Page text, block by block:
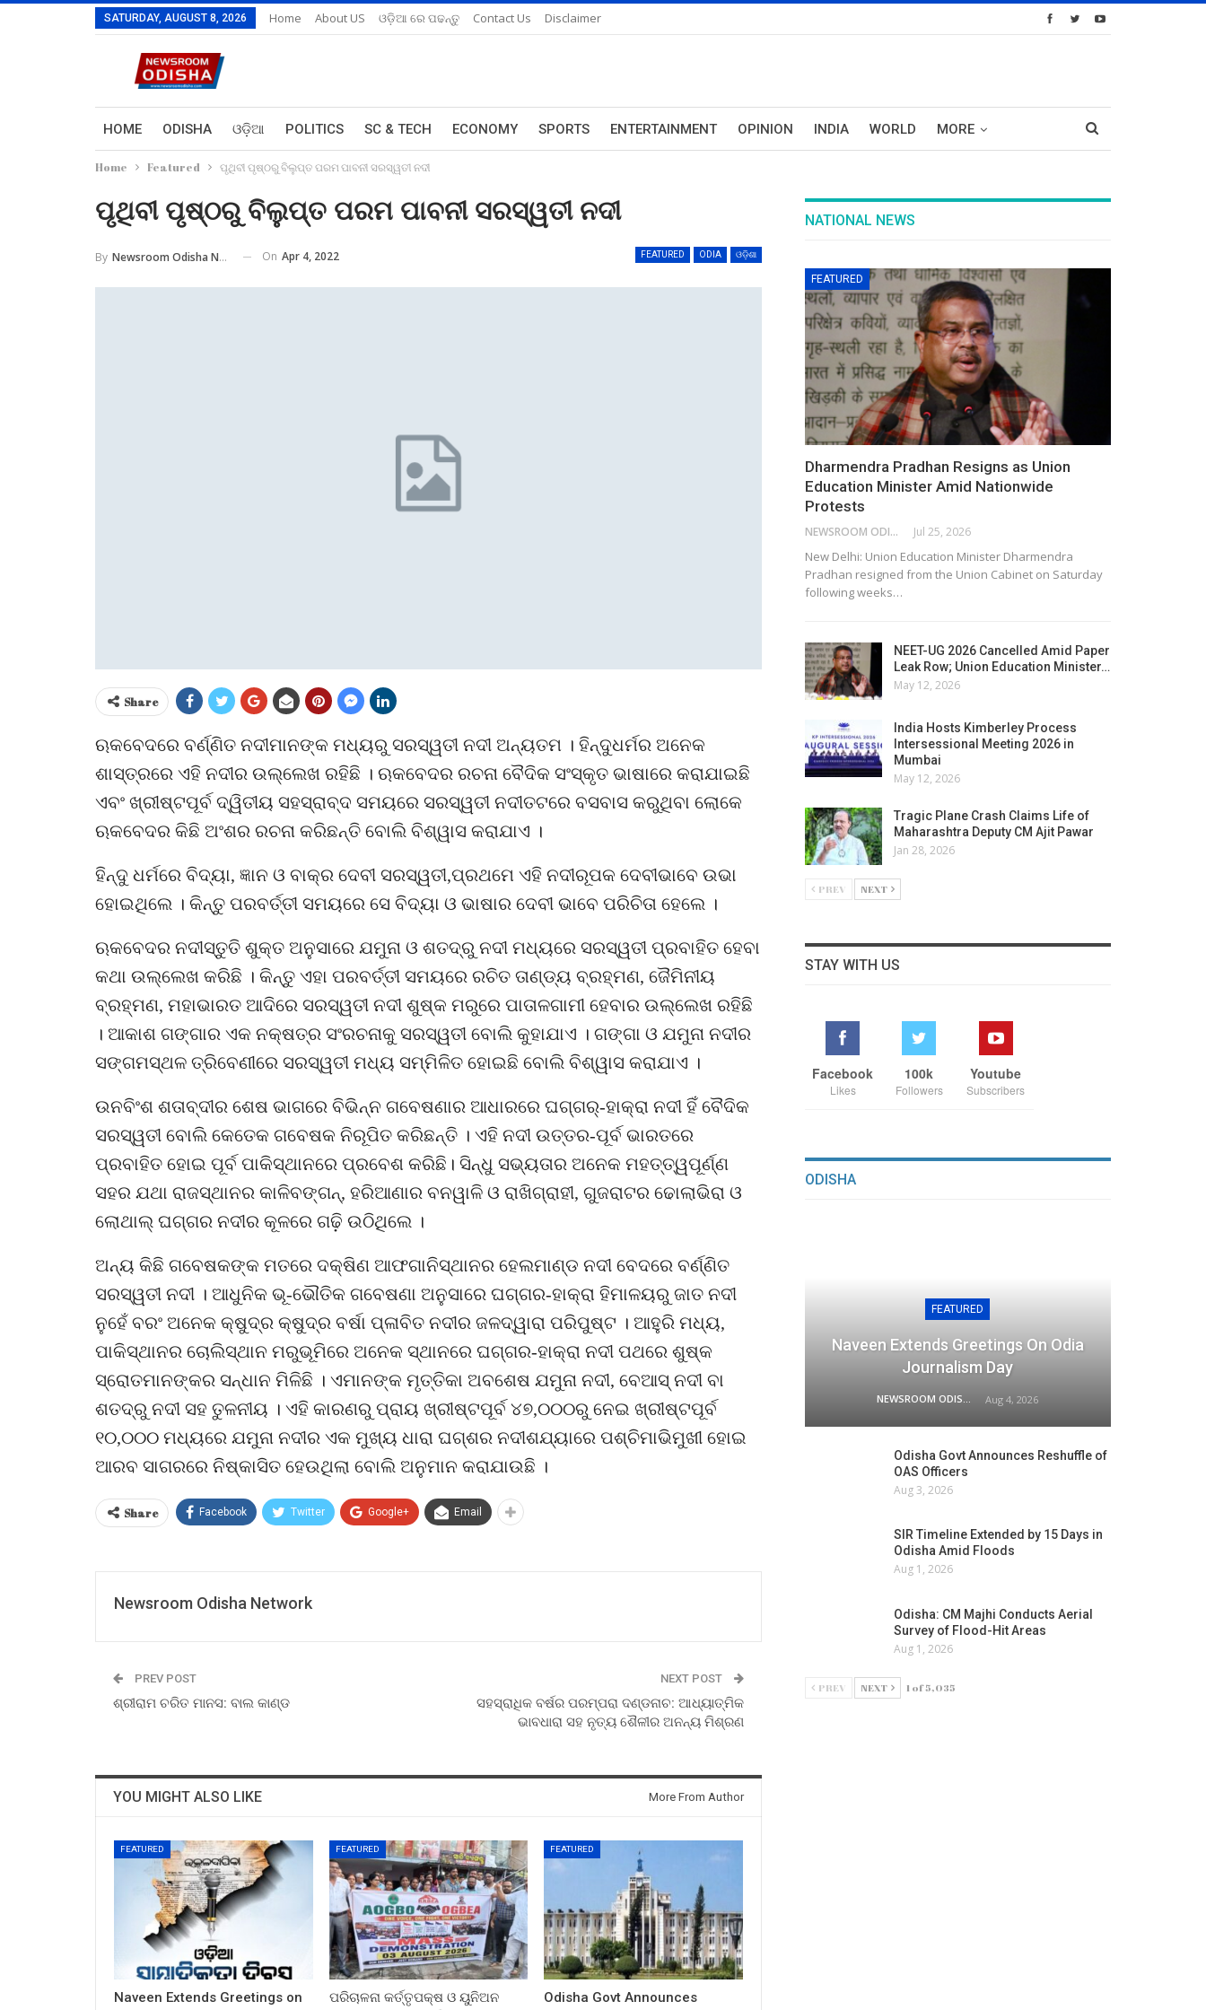
SATURDAY, AUGUST 8, 2026 Home About US ଓଡ଼ିଆ ରେ ପଢନ୍ତୁ Contact Us Disclaimer
HOME ODISHA ଓଡ଼ିଆ POLITICS SC & TECH ECONOMY SPORTS ENTERTAINMENT OPINION INDIA WORLD MORE
Home Featured ପୃଥିବୀ ପୃଷ୍ଠରୁ ବିଲୁପ୍ତ ପରମ ପାବନୀ ସରସ୍ୱତୀ ନଦୀ
ପୃଥିବୀ ପୃଷ୍ଠରୁ ବିଲୁପ୍ତ ପରମ ପାବନୀ ସରସ୍ୱତୀ ନଦୀ
FEATURED ODIA ଓଡ଼ିଶା
By Newsroom Odisha Network On Apr 4, 2022
Share
ଋକବେଦରେ ବର୍ଣ୍ଣିତ ନଦୀମାନଙ୍କ ମଧ୍ୟରୁ ସରସ୍ୱତୀ ନଦୀ ଅନ୍ୟତମ । ହିନ୍ଦୁଧର୍ମର ଅନେକ
ଶାସ୍ତ୍ରରେ ଏହି ନଦୀର ଉଲ୍ଲେଖ ରହିଛି । ଋକବେଦର ରଚନା ବୈଦିକ ସଂସ୍କୃତ ଭାଷାରେ କରାଯାଇଛି
ଏବଂ ଖ୍ରୀଷ୍ଟପୂର୍ବ ଦ୍ୱିତୀୟ ସହସ୍ରାବ୍ଦ ସମୟରେ ସରସ୍ୱତୀ ନଦୀତଟରେ ବସବାସ କରୁଥିବା ଲୋକେ
ଋକବେଦର କିଛି ଅଂଶର ରଚନା କରିଛନ୍ତି ବୋଲି ବିଶ୍ୱାସ କରାଯାଏ ।
ହିନ୍ଦୁ ଧର୍ମରେ ବିଦ୍ୟା, ଜ୍ଞାନ ଓ ବାକ୍ର ଦେବୀ ସରସ୍ୱତୀ,ପ୍ରଥମେ ଏହି ନଦୀରୂପକ ଦେବୀଭାବେ ଉଭା
ହୋଇଥିଲେ । କିନ୍ତୁ ପରବର୍ତ୍ତୀ ସମୟରେ ସେ ବିଦ୍ୟା ଓ ଭାଷାର ଦେବୀ ଭାବେ ପରିଚିତା ହେଲେ ।
ଋକବେଦର ନଦୀସ୍ତୁତି ଶୁକ୍ତ ଅନୁସାରେ ଯମୁନା ଓ ଶତଦ୍ରୁ ନଦୀ ମଧ୍ୟରେ ସରସ୍ୱତୀ ପ୍ରବାହିତ ହେବା
କଥା ଉଲ୍ଲେଖ କରିଛି । କିନ୍ତୁ ଏହା ପରବର୍ତ୍ତୀ ସମୟରେ ରଚିତ ତାଣ୍ଡ୍ୟ ବ୍ରହ୍ମଣ, ଜୈମିନୀୟ
ବ୍ରହ୍ମଣ, ମହାଭାରତ ଆଦିରେ ସରସ୍ୱତୀ ନଦୀ ଶୁଷ୍କ ମରୁରେ ପାତାଳଗାମୀ ହେବାର ଉଲ୍ଲେଖ ରହିଛି
। ଆକାଶ ଗଙ୍ଗାର ଏକ ନକ୍ଷତ୍ର ସଂରଚନାକୁ ସରସ୍ୱତୀ ବୋଲି କୁହାଯାଏ । ଗଙ୍ଗା ଓ ଯମୁନା ନଦୀର
ସଙ୍ଗମସ୍ଥଳ ତ୍ରିବେଣୀରେ ସରସ୍ୱତୀ ମଧ୍ୟ ସମ୍ମିଳିତ ହୋଇଛି ବୋଲି ବିଶ୍ୱାସ କରାଯାଏ ।
ଉନବିଂଶ ଶତାବ୍ଦୀର ଶେଷ ଭାଗରେ ବିଭିନ୍ନ ଗବେଷଣାର ଆଧାରରେ ଘଗ୍ଗର୍-ହାକ୍ରା ନଦୀ ହିଁ ବୈଦିକ
ସରସ୍ୱତୀ ବୋଲି କେତେକ ଗବେଷକ ନିରୂପିତ କରିଛନ୍ତି । ଏହି ନଦୀ ଉତ୍ତର-ପୂର୍ବ ଭାରତରେ
ପ୍ରବାହିତ ହୋଇ ପୂର୍ବ ପାକିସ୍ଥାନରେ ପ୍ରବେଶ କରିଛି। ସିନ୍ଧୁ ସଭ୍ୟତାର ଅନେକ ମହତ୍ତ୍ୱପୂର୍ଣ୍ଣ
ସହର ଯଥା ରାଜସ୍ଥାନର କାଳିବଙ୍ଗନ୍, ହରିଆଣାର ବନୱାଳି ଓ ରାଖିଗ୍ରାହୀ, ଗୁଜରାଟର ଢୋଲାଭିରା ଓ
ଲୋଥାଲ୍ ଘଗ୍ଗର ନଦୀର କୂଳରେ ଗଢ଼ି ଉଠିଥିଲେ ।
ଅନ୍ୟ କିଛି ଗବେଷକଙ୍କ ମତରେ ଦକ୍ଷିଣ ଆଫଗାନିସ୍ଥାନର ହେଲମାଣ୍ଡ ନଦୀ ବେଦରେ ବର୍ଣ୍ଣିତ
ସରସ୍ୱତୀ ନଦୀ । ଆଧୁନିକ ଭୂ-ଭୌତିକ ଗବେଷଣା ଅନୁସାରେ ଘଗ୍ଗର-ହାକ୍ରା ହିମାଳୟରୁ ଜାତ ନଦୀ
ନୁହେଁ ବରଂ ଅନେକ କ୍ଷୁଦ୍ର କ୍ଷୁଦ୍ର ବର୍ଷା ପ୍ଳାବିତ ନଦୀର ଜଳଦ୍ୱାରା ପରିପୁଷ୍ଟ । ଆହୁରି ମଧ୍ୟ,
ପାକିସ୍ଥାନର ଚୋଲିସ୍ଥାନ ମରୁଭୂମିରେ ଅନେକ ସ୍ଥାନରେ ଘଗ୍ଗର-ହାକ୍ରା ନଦୀ ପଥରେ ଶୁଷ୍କ
ସ୍ରୋତମାନଙ୍କର ସନ୍ଧାନ ମିଳିଛି । ଏମାନଙ୍କ ମୃତ୍ତିକା ଅବଶେଷ ଯମୁନା ନଦୀ, ବେଆସ୍ ନଦୀ ବା
ଶତଦ୍ରୁ ନଦୀ ସହ ତୁଳନୀୟ । ଏହି କାରଣରୁ ପ୍ରାୟ ଖ୍ରୀଷ୍ଟପୂର୍ବ ୪୭,୦୦୦ରୁ ନେଇ ଖ୍ରୀଷ୍ଟପୂର୍ବ
୧୦,୦୦୦ ମଧ୍ୟରେ ଯମୁନା ନଦୀର ଏକ ମୁଖ୍ୟ ଧାରା ଘଗ୍ଶର ନଦୀଶଯ୍ୟାରେ ପଶ୍ଚିମାଭିମୁଖୀ ହୋଇ
ଆରବ ସାଗରରେ ନିଷ୍କାସିତ ହେଉଥିଲା ବୋଲି ଅନୁମାନ କରାଯାଉଛି ।
Share Facebook Twitter Google+ Email
Newsroom Odisha Network
PREV POST
ଶ୍ରୀରାମ ଚରିତ ମାନସ: ବାଲ କାଣ୍ଡ
NEXT POST
ସହସ୍ରାଧିକ ବର୍ଷର ପରମ୍ପରା ଦଣ୍ଡନାଚ: ଆଧ୍ୟାତ୍ମିକ
ଭାବଧାରା ସହ ନୃତ୍ୟ ଶୈଳୀର ଅନନ୍ୟ ମିଶ୍ରଣ
YOU MIGHT ALSO LIKE More From Author
FEATURED
Naveen Extends Greetings on
FEATURED
ପରିଚାଳନା କର୍ତ୍ତୃପକ୍ଷ ଓ ୟୁନିଅନ
FEATURED
Odisha Govt Announces
NATIONAL NEWS
FEATURED
Dharmendra Pradhan Resigns as Union
Education Minister Amid Nationwide
Protests
NEWSROOM ODISHA NETWORK Jul 25, 2026
New Delhi: Union Education Minister Dharmendra
Pradhan resigned from the Union Cabinet on Saturday
following weeks…
NEET-UG 2026 Cancelled Amid Paper
Leak Row; Union Education Minister…
May 12, 2026
India Hosts Kimberley Process
Intersessional Meeting 2026 in
Mumbai
May 12, 2026
Tragic Plane Crash Claims Life of
Maharashtra Deputy CM Ajit Pawar
Jan 28, 2026
PREV NEXT
STAY WITH US
Facebook
Likes
100k
Followers
Youtube
Subscribers
ODISHA
FEATURED
Naveen Extends Greetings On Odia
Journalism Day
Aug 4, 2026
Odisha Govt Announces Reshuffle of
OAS Officers
Aug 3, 2026
SIR Timeline Extended by 15 Days in
Odisha Amid Floods
Aug 1, 2026
Odisha: CM Majhi Conducts Aerial
Survey of Flood-Hit Areas
Aug 1, 2026
PREV NEXT 1 of 5,035